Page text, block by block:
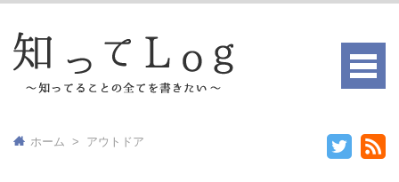
ホーム > アウトドア